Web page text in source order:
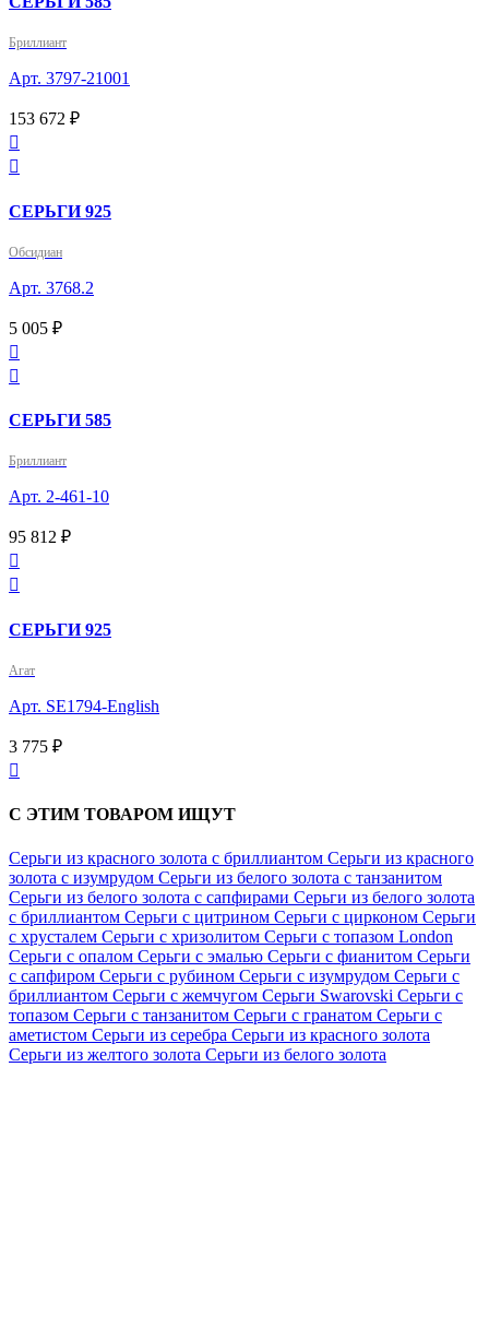
Бриллиант
Арт. 3797-21001
153 672 ₽


СЕРЬГИ 925
Обсидиан
Арт. 3768.2
5 005 ₽


СЕРЬГИ 585
Бриллиант
Арт. 2-461-10
95 812 ₽


СЕРЬГИ 925
Агат
Арт. SE1794-English
3 775 ₽

С ЭТИМ ТОВАРОМ ИЩУТ
Серьги из красного золота с бриллиантом Серьги из красного
золота с изумрудом Серьги из белого золота с танзанитом
Серьги из белого золота с сапфирами Серьги из белого золота
с бриллиантом Серьги с цитрином Серьги с цирконом Серьги
с хрусталем Серьги с хризолитом Серьги с топазом London
Серьги с опалом Серьги с эмалью Серьги с фианитом Серьги
с сапфиром Серьги с рубином Серьги с изумрудом Серьги с
бриллиантом Серьги с жемчугом Серьги Swarovski Серьги с
топазом Серьги с танзанитом Серьги с гранатом Серьги с
аметистом Серьги из серебра Серьги из красного золота
Серьги из желтого золота Серьги из белого золота